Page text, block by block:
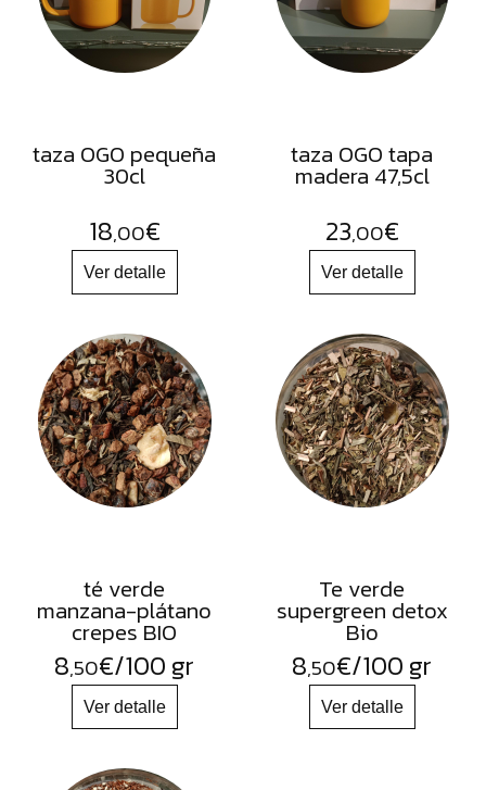
FRUTOS
SECOS
SAL
HARINAS
ACEITES
FLORES
PRODUCTOS
ACCESORIOS
ALIMENTOS
DESHIDRATADOS
taza OGO pequeña
30cl
18,00€
taza OGO tapa
madera 47,5cl
23,00€
té verde
manzana-plátano
crepes BIO
8,50€/100 gr
Te verde
supergreen detox
Bio
8,50€/100 gr